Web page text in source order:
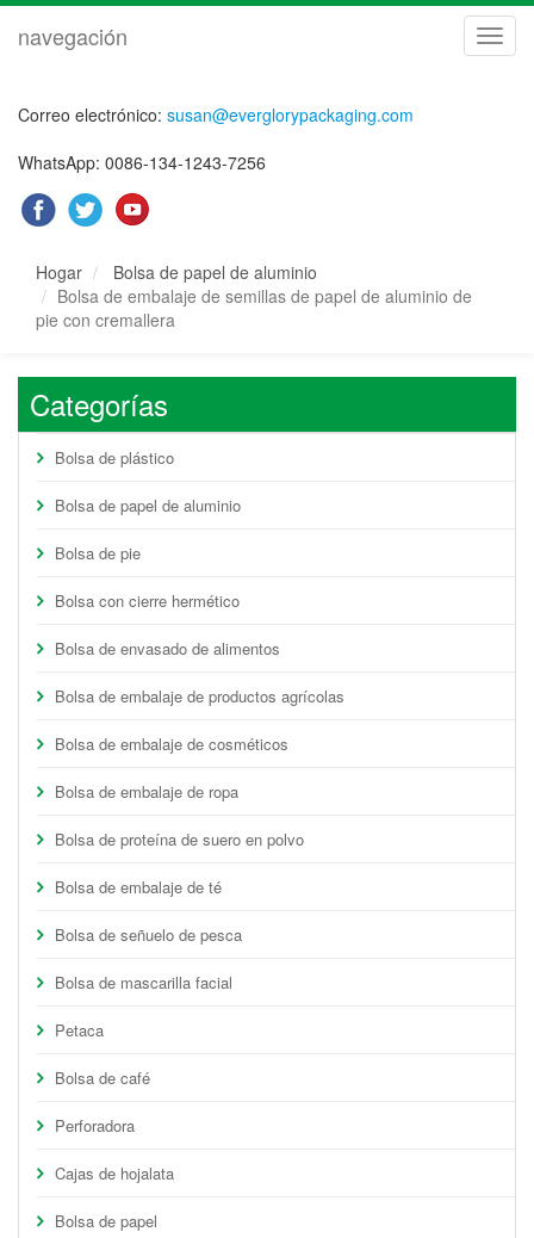
navegación
Correo electrónico: susan@everglorypackaging.com
WhatsApp: 0086-134-1243-7256
Hogar
Bolsa de papel de aluminio
Bolsa de embalaje de semillas de papel de aluminio de
pie con cremallera
Categorías
Bolsa de plástico
Bolsa de papel de aluminio
Bolsa de pie
Bolsa con cierre hermético
Bolsa de envasado de alimentos
Bolsa de embalaje de productos agrícolas
Bolsa de embalaje de cosméticos
Bolsa de embalaje de ropa
Bolsa de proteína de suero en polvo
Bolsa de embalaje de té
Bolsa de señuelo de pesca
Bolsa de mascarilla facial
Petaca
Bolsa de café
Perforadora
Cajas de hojalata
Bolsa de papel